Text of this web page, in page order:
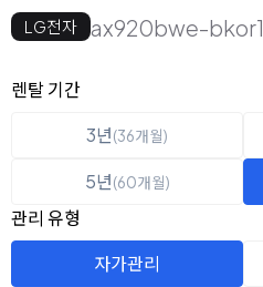
LG전자 ax920bwe-bkor1
옵션 선택
렌탈 선택
렌탈 기간
3년(36개월)
5년(60개월)
관리 유형
자가관리